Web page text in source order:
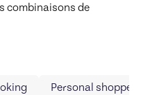
combinaisons de
Personal shopper